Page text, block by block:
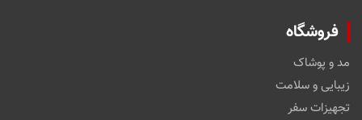
فروشگاه
مد و پوشاک
زیبایی و سلامت
تجهیزات سفر